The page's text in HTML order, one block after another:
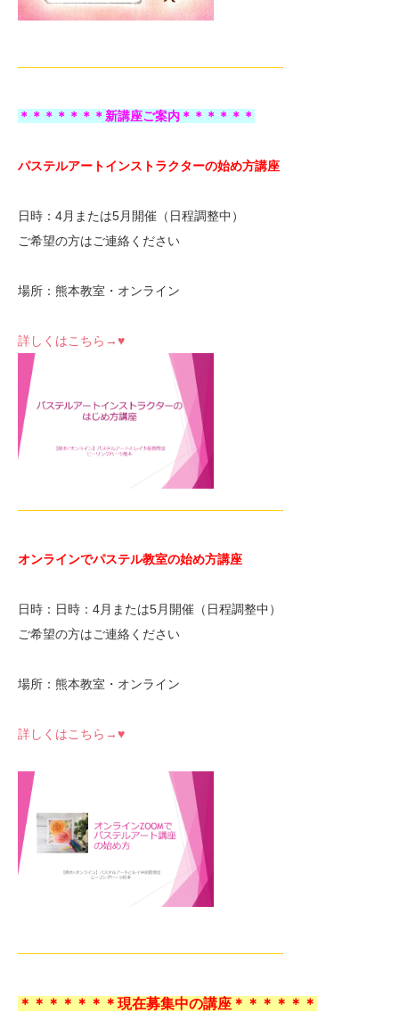
—————————————————————-
＊＊＊＊＊＊＊新講座ご案内＊＊＊＊＊＊
パステルアートインストラクターの始め方講座
日時：4月または5月開催（日程調整中）
ご希望の方はご連絡ください
場所：熊本教室・オンライン
詳しくはこちら→♥
—————————————————————-
オンラインでパステル教室の始め方講座
日時：日時：4月または5月開催（日程調整中）
ご希望の方はご連絡ください
場所：熊本教室・オンライン
詳しくはこちら→♥
—————————————————————-
＊＊＊＊＊＊＊現在募集中の講座＊＊＊＊＊＊